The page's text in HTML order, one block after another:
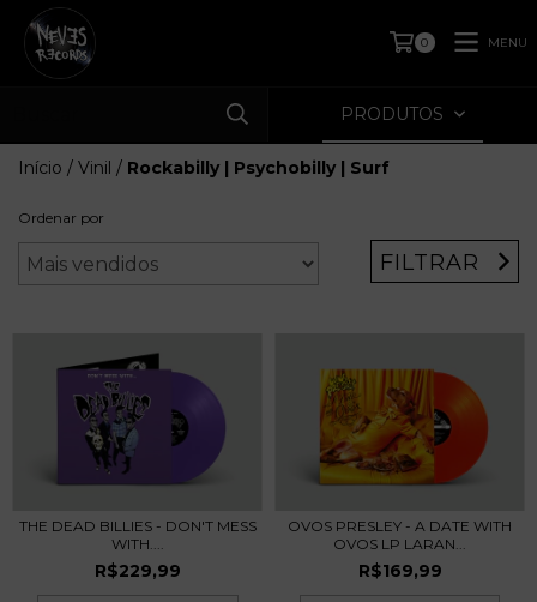
0 MENU
PRODUTOS
Início / Vinil / Rockabilly | Psychobilly | Surf
Ordenar por
FILTRAR
THE DEAD BILLIES - DON'T MESS
WITH....
R$229,99
OVOS PRESLEY - A DATE WITH
OVOS LP LARAN...
R$169,99